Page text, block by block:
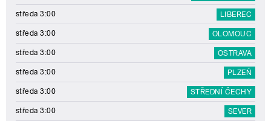
středa 3:00 LIBEREC
středa 3:00 OLOMOUC
středa 3:00 OSTRAVA
středa 3:00 PLZEŇ
středa 3:00 STŘEDNÍ ČECHY
středa 3:00 SEVER